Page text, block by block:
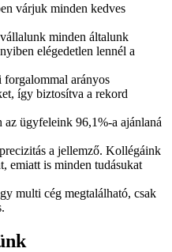
várjuk minden kedves
minden általunk
elégedetlen lennél a
arányos
így biztosítva a rekord
ügyfeleink 96,1%-a ajánlaná
a jellemző. Kollégáink
emiatt is minden tudásukat
multi cég megtalálható, csak